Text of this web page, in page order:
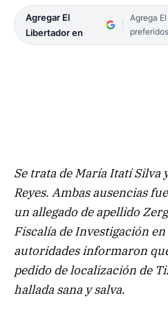
Agregar El
Libertador en
Agrega
Se trata de María Itatí Silva
Reyes. Ambas ausencias
un allegado de apellido
Fiscalía de Investigación
autoridades informaron
pedido de localización de
hallada sana y salva.